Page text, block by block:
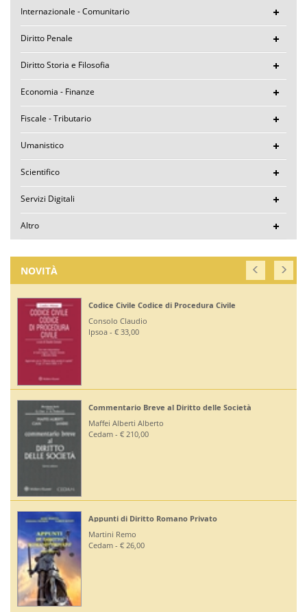
Internazionale - Comunitario
Diritto Penale
Diritto Storia e Filosofia
Economia - Finanze
Fiscale - Tributario
Umanistico
Scientifico
Servizi Digitali
Altro
NOVITÀ
Codice Civile Codice di Procedura Civile
Consolo Claudio
Ipsoa - € 33,00
Commentario Breve al Diritto delle Società
Maffei Alberti Alberto
Cedam - € 210,00
Appunti di Diritto Romano Privato
Martini Remo
Cedam - € 26,00